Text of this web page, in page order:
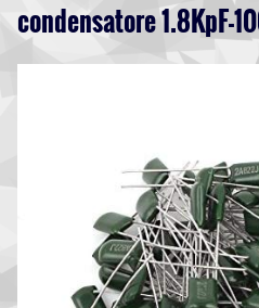
condensatore 1.8KpF-